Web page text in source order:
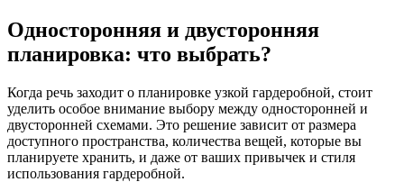
Односторонняя и двусторонняя
планировка: что выбрать?
Когда речь заходит о планировке узкой гардеробной, стоит
уделить особое внимание выбору между односторонней и
двусторонней схемами. Это решение зависит от размера
доступного пространства, количества вещей, которые вы
планируете хранить, и даже от ваших привычек и стиля
использования гардеробной.